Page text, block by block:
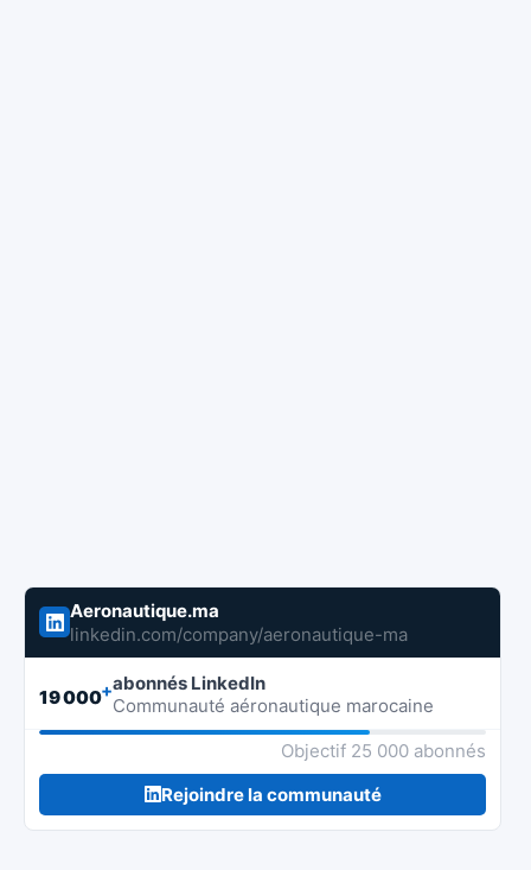
Aeronautique.ma
linkedin.com/company/aeronautique-ma
19 000+abonnés LinkedIn
Communauté aéronautique marocaine
Objectif 25 000 abonnés
Rejoindre la communauté